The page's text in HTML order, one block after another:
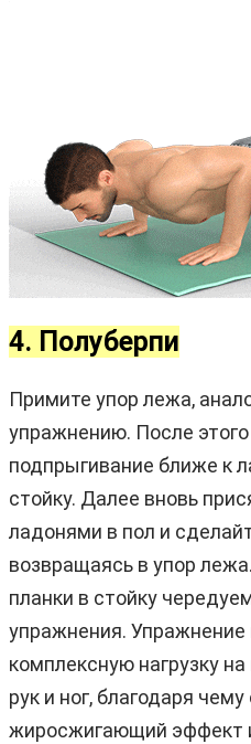
4. Полуберпи
Примите упор лежа,
упражнению. После
подпрыгивание ближе к
стойку. Далее вновь
ладонями в пол и
возвращаясь в упор
планки в стойку
упражнения. Упражнение
комплексную нагрузку
рук и ног, благодаря
жиросжигающий эффект